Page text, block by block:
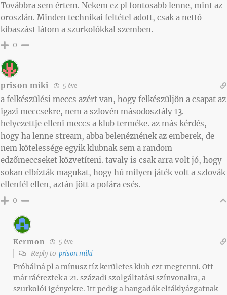
Továbbra sem értem. Nekem ez pl fontosabb lenne, mint az
oroszlán. Minden technikai feltétel adott, csak a nettó
kibaszást látom a szurkolókkal szemben.
0
prison miki 5 éve
a felkészülési meccs azért van, hogy felkészüljön a csapat az
igazi meccsekre, nem a szlovén másodosztály 13.
helyezettje elleni meccs a klub terméke. az más kérdés,
hogy ha lenne stream, abba belenéznének az emberek, de
nem kötelessége egyik klubnak sem a random
edzőmeccseket közvetíteni. tavaly is csak arra volt jó, hogy
sokan elbízták magukat, hogy hú milyen játék volt a szlovák
ellenfél ellen, aztán jött a pofára esés.
0
Kermon 5 éve
Reply to prison miki
Próbálná pl a mínusz tíz kerületes klub ezt megtenni. Ott
már ráéreztek a 21. századi szolgáltatási színvonalra, a
szurkolói igényekre. Itt pedig a hangadók elfáklyázgatnak